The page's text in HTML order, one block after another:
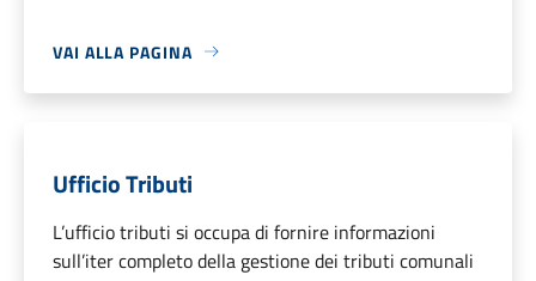
VAI ALLA PAGINA
Ufficio Tributi
L’ufficio tributi si occupa di fornire informazioni
sull’iter completo della gestione dei tributi comunali